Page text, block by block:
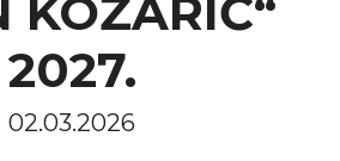
KOŽARIĆ“
2027.
02.03.2026